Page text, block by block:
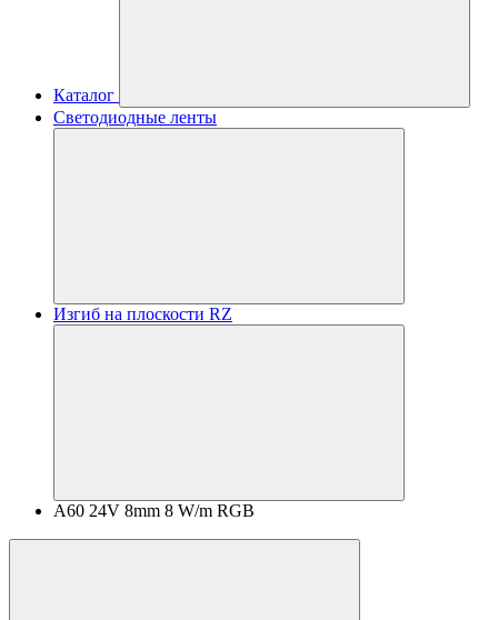
Каталог
Светодиодные ленты
Изгиб на плоскости RZ
A60 24V 8mm 8 W/m RGB